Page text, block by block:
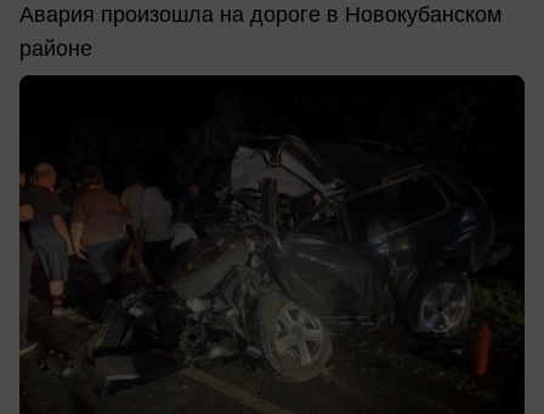
Авария произошла на дороге в Новокубанском
районе